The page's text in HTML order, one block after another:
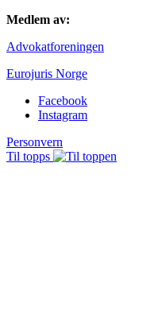
Medlem av:
Advokatforeningen
Eurojuris Norge
Facebook
Instagram
Personvern
Til topps